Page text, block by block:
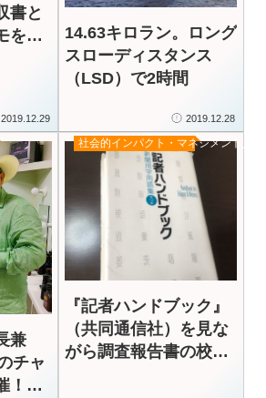
書と
をい
2019.12.29
14.63キロラン。ロング
スローディスタンス
（LSD）で2時間
2019.12.28
兼
チャ
！思
社会的インパクト・マネジメント／
『記者ハンドブック』
（共同通信社）を見な
がら調査報告書の校